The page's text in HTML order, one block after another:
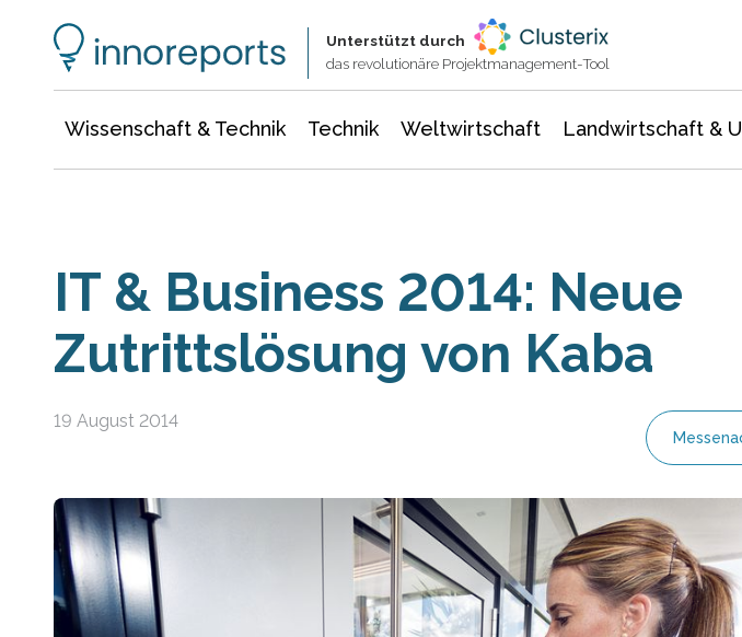
Unterstützt durch
das revolutionäre Projektmanagement-Tool
Wissenschaft & Technik Technik Weltwirtschaft Landwirtschaft &
IT & Business 2014: Neue
Zutrittslösung von Kaba
19 August 2014